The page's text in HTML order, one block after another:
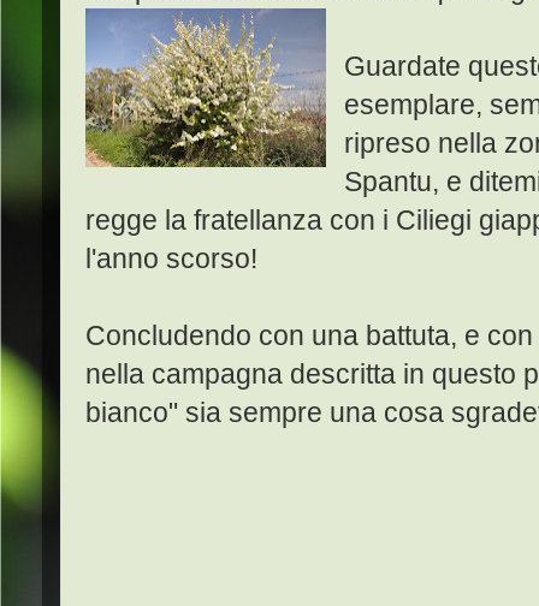
Guardate
esemplare,
ripreso nella
Spantu, e
regge la fratellanza con i Ciliegi
l'anno scorso!
Concludendo con una battuta, e
nella campagna descritta in questo
bianco" sia sempre una cosa